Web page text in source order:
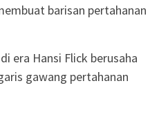
barisan pertahanan
era Hansi Flick berusaha
gawang pertahanan